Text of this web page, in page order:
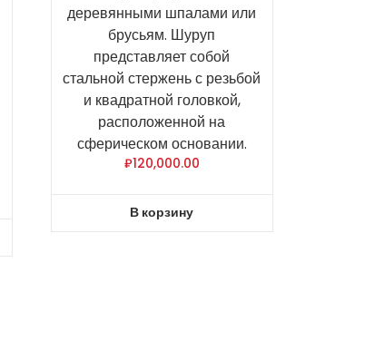
деревянными шпалами или
брусьям. Шуруп
представляет собой
стальной стержень с резьбой
и квадратной головкой,
расположенной на
сферическом основании.
₽120,000.00
В корзину